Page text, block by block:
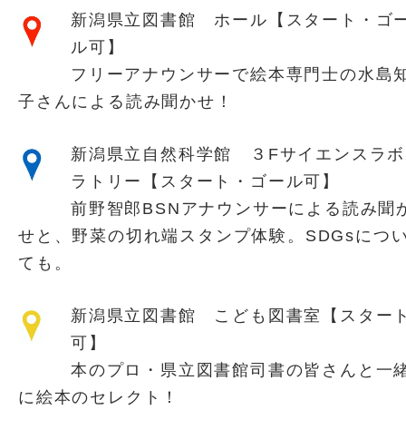
新潟県立図書館 ホール【スタート・ゴ
ル可】
フリーアナウンサーで絵本専門士の水島
子さんによる読み聞かせ！
新潟県立自然科学館 ３Fサイエンスラボ
ラトリー【スタート・ゴール可】
前野智郎BSNアナウンサーによる読み聞
せと、野菜の切れ端スタンプ体験。SDGsにつ
ても。
新潟県立図書館 こども図書室【スター
可】
本のプロ・県立図書館司書の皆さんと一
に絵本のセレクト！